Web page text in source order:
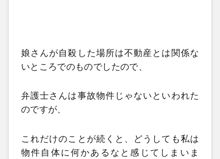
娘さんが自殺した場所は不動産とは関係な
いところでのものでしたので、
弁護士さんは事故物件じゃないといわれた
のですが、
これだけのことが続くと、どうしても私は
物件自体に何かあるなと感じてしまいま